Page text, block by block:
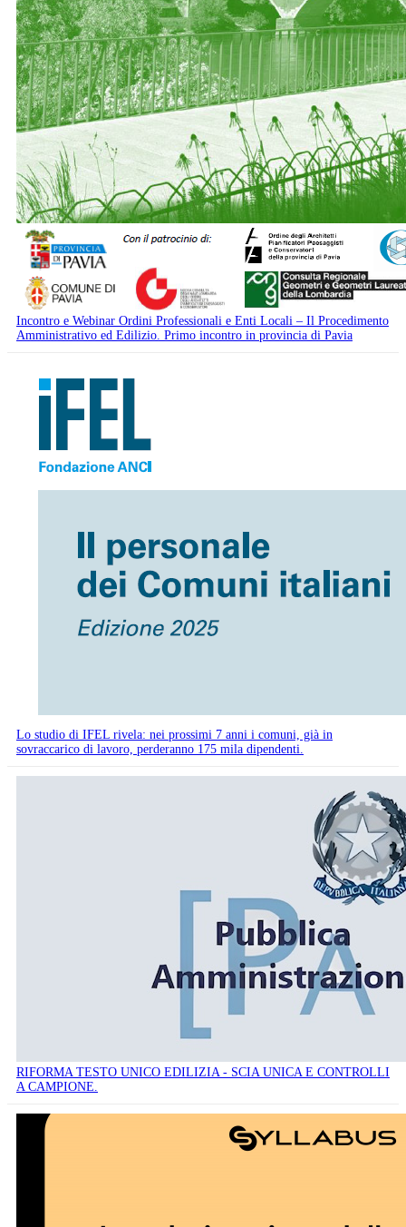
Incontro e Webinar Ordini Professionali e Enti Locali – Il Procedimento
Amministrativo ed Edilizio. Primo incontro in provincia di Pavia
Lo studio di IFEL rivela: nei prossimi 7 anni i comuni, già in
sovraccarico di lavoro, perderanno 175 mila dipendenti.
RIFORMA TESTO UNICO EDILIZIA - SCIA UNICA E CONTROLLI
A CAMPIONE.